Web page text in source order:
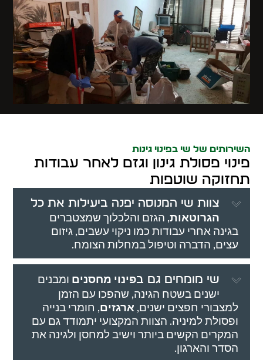
השירותים של שי בפינוי גינות
פינוי פסולת גינון וגזם לאחר עבודות
תחזוקה שוטפות
צוות שי המנוסה יפנה ביעילות את כל
הגרוטאות, הגזם והלכלוך שמצטברים
בגינה אחרי עבודות כמו ניקוי עשבים, גיזום
עצים, הדברה וטיפול במחלות הצומח.
שי מומחים גם בפינוי מחסנים ומבנים
ישנים בשטח הגינה, שהפכו עם הזמן
למצבורי חפצים ישנים, ארגזים, חומרי בנייה
ופסולת למיניה. הצוות המקצועי יתמודד גם עם
המקרים הקשים ביותר וישיב למחסן ולגינה את
הסדר והארגון.